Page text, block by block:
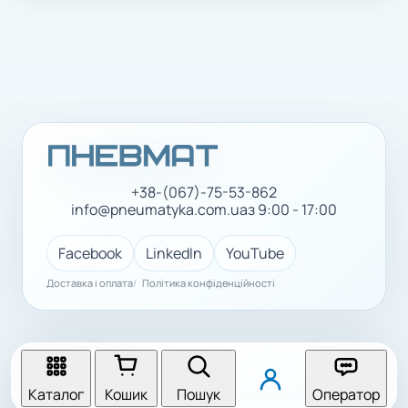
+38-(067)-75-53-862
info@pneumatyka.com.uaз 9:00 - 17:00
Facebook LinkedIn YouTube
Доставка і оплата Політика конфіденційності
Каталог Кошик Пошук Оператор